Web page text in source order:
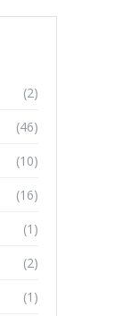
(2)
(46)
(10)
(16)
(1)
(2)
(1)